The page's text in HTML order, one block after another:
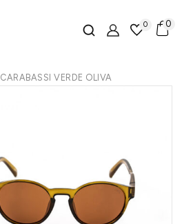
0 0
CARABASSI VERDE OLIVA